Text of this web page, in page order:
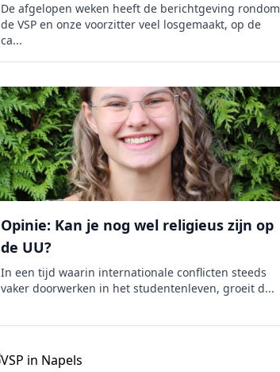
De afgelopen weken heeft de berichtgeving rondom
de VSP en onze voorzitter veel losgemaakt, op de
ca...
Opinie: Kan je nog wel religieus zijn op
de UU?
In een tijd waarin internationale conflicten steeds
vaker doorwerken in het studentenleven, groeit d...